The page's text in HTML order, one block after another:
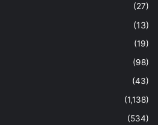
(27)
(13)
(19)
(98)
(43)
(1,138)
(534)